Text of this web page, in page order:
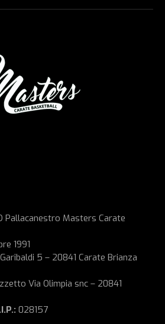
Pallacanestro Masters Carate
1991
5 – 20841 Carate Brianza
Via Olimpia snc – 20841
028157